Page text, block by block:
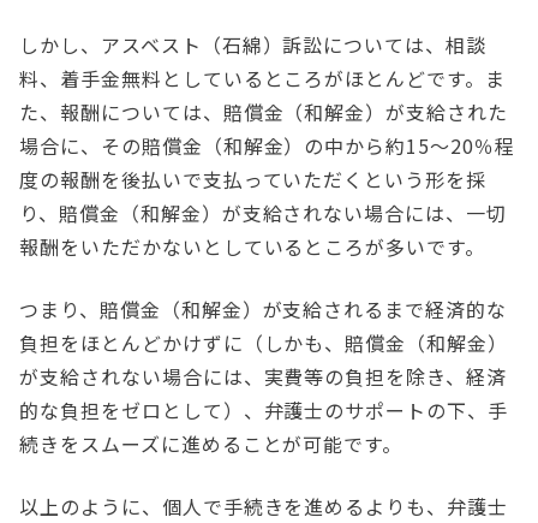
しかし、アスベスト（石綿）訴訟については、相談
料、着手金無料としているところがほとんどです。ま
た、報酬については、賠償金（和解金）が支給された
場合に、その賠償金（和解金）の中から約15～20％程
度の報酬を後払いで支払っていただくという形を採
り、賠償金（和解金）が支給されない場合には、一切
報酬をいただかないとしているところが多いです。
つまり、賠償金（和解金）が支給されるまで経済的な
負担をほとんどかけずに（しかも、賠償金（和解金）
が支給されない場合には、実費等の負担を除き、経済
的な負担をゼロとして）、弁護士のサポートの下、手
続きをスムーズに進めることが可能です。
以上のように、個人で手続きを進めるよりも、弁護士